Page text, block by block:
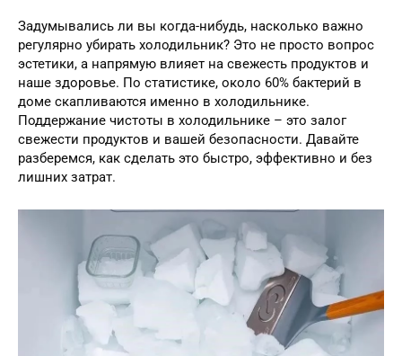
Задумывались ли вы когда-нибудь, насколько важно
регулярно убирать холодильник? Это не просто вопрос
эстетики, а напрямую влияет на свежесть продуктов и
наше здоровье. По статистике, около 60% бактерий в
доме скапливаются именно в холодильнике.
Поддержание чистоты в холодильнике – это залог
свежести продуктов и вашей безопасности. Давайте
разберемся, как сделать это быстро, эффективно и без
лишних затрат.